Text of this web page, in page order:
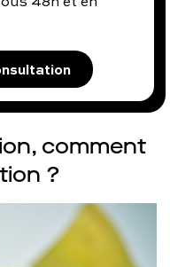
comment
?